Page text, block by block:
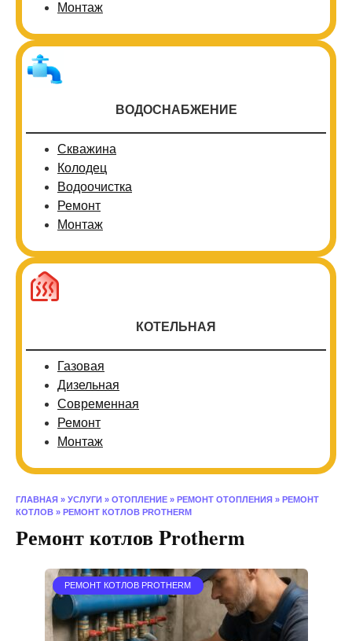
Монтаж
ВОДОСНАБЖЕНИЕ
Скважина
Колодец
Водоочистка
Ремонт
Монтаж
КОТЕЛЬНАЯ
Газовая
Дизельная
Современная
Ремонт
Монтаж
ГЛАВНАЯ » УСЛУГИ » ОТОПЛЕНИЕ » РЕМОНТ ОТОПЛЕНИЯ » РЕМОНТ
КОТЛОВ » РЕМОНТ КОТЛОВ PROTHERM
Ремонт котлов Protherm
РЕМОНТ КОТЛОВ PROTHERM